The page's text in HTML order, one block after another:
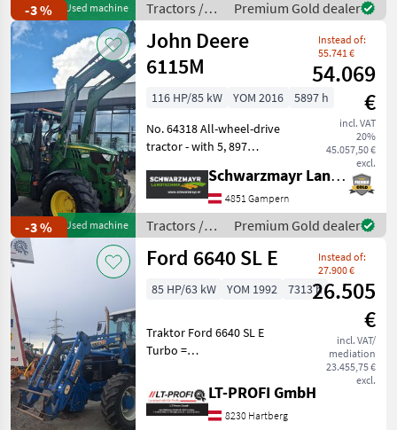
-3 % Used machine
Vredestei
Tractors /
New Holland
Premium Gold dealer
-3 % Used machine
John Deere
6115M
Instead of:
55.741 €
54.069
€
incl. VAT
20%
45.057,50 €
excl.
116 HP/85 kW YOM 2016
5897 h
No. 64318 All-wheel-drive
tractor - with 5, 897
manufactured in 2013; first
registered on December 19,
2013 - with 3 DW rear
control units - w
Schwarzmayr Landtechnik GmbH - Gampern
4851 Gampern
Tractors /
John Deere
Premium Gold dealer
Ford 6640 SL E
Instead of:
27.900 €
26.505
€
incl. VAT/
mediation
23.455,75 €
excl.
85 HP/63 kW YOM 1992 7313 h
Traktor Ford 6640 SL E
Turbo =
inkl. Frontlader Stoll HDPM
10 samt Multikuppler und
3. Funktion - 16/16
LT-PROFI GmbH
8230 Hartberg